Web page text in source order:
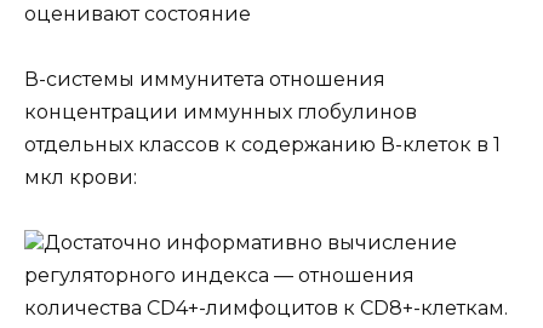
оценивают состояние
В-системы иммунитета отношения
концентрации иммунных глобулинов
отдельных классов к содержанию В-клеток в 1
мкл крови:
Достаточно информативно вычисление
регуляторного индекса — отношения
количества CD4+-лимфоцитов к CD8+-клеткам.